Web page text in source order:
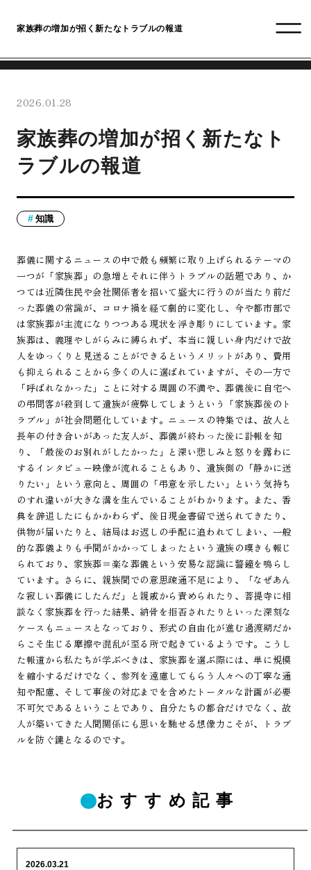
家族葬の増加が招く新たなトラブルの報道
2026.01.28
家族葬の増加が招く新たなト
ラブルの報道
知識
葬儀に関するニュースの中で最も頻繁に取り上げられるテーマの
一つが「家族葬」の急増とそれに伴うトラブルの話題であり、か
つては近隣住民や会社関係者を招いて盛大に行うのが当たり前だ
った葬儀の常識が、コロナ禍を経て劇的に変化し、今や都市部で
は家族葬が主流になりつつある現状を浮き彫りにしています。家
族葬は、義理やしがらみに縛られず、本当に親しい身内だけで故
人をゆっくりと見送ることができるというメリットがあり、費用
も抑えられることから多くの人に選ばれていますが、その一方で
「呼ばれなかった」ことに対する周囲の不満や、葬儀後に自宅へ
の弔問客が殺到して遺族が疲弊してしまうという「家族葬後のト
ラブル」が社会問題化しています。ニュースの特集では、故人と
長年の付き合いがあった友人が、葬儀が終わった後に訃報を知
り、「最後のお別れがしたかった」と深い悲しみと怒りを露わに
するインタビュー映像が流れることもあり、遺族側の「静かに送
りたい」という意向と、周囲の「弔意を示したい」という気持ち
のすれ違いが大きな溝を生んでいることがわかります。また、香
典を辞退したにもかかわらず、後日現金書留で送られてきたり、
供物が届いたりと、結局はお返しの手配に追われてしまい、一般
的な葬儀よりも手間がかかってしまったという遺族の嘆きも報じ
られており、家族葬＝楽な葬儀という安易な認識に警鐘を鳴らし
ています。さらに、親族間での意思疎通不足により、「なぜあん
な寂しい葬儀にしたんだ」と親戚から責められたり、菩提寺に相
談なく家族葬を行った結果、納骨を拒否されたりといった深刻な
ケースもニュースとなっており、形式の自由化が進む過渡期だか
らこそ生じる摩擦や混乱が至る所で起きているようです。こうし
た報道から私たちが学ぶべきは、家族葬を選ぶ際には、単に規模
を縮小するだけでなく、参列を遠慮してもらう人々への丁寧な通
知や配慮、そして事後の対応までを含めたトータルな計画が必要
不可欠であるということであり、自分たちの都合だけでなく、故
人が築いてきた人間関係にも思いを馳せる想像力こそが、トラブ
ルを防ぐ鍵となるのです。
おすすめ記事
2026.03.21